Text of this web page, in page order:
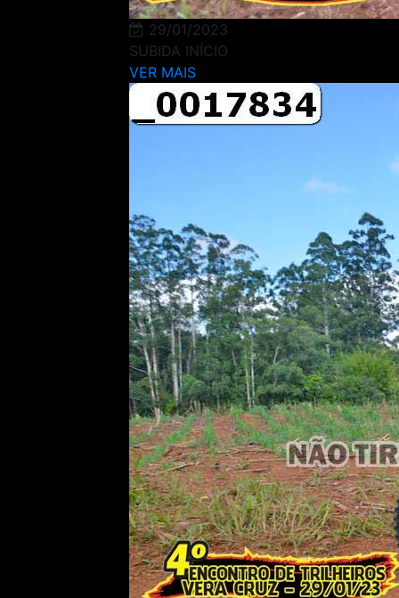
29/01/2023
SUBIDA INÍCIO
VER MAIS